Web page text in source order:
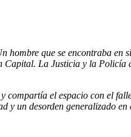
que se encontraba
La Justicia y la
el espacio con el
y un desorden generalizado